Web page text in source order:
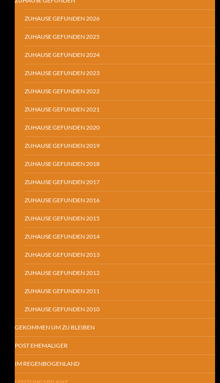
ZUHAUSE GEFUNDEN 2026
ZUHAUSE GEFUNDEN 2025
ZUHAUSE GEFUNDEN 2024
ZUHAUSE GEFUNDEN 2023
ZUHAUSE GEFUNDEN 2022
ZUHAUSE GEFUNDEN 2021
ZUHAUSE GEFUNDEN 2020
ZUHAUSE GEFUNDEN 2019
ZUHAUSE GEFUNDEN 2018
ZUHAUSE GEFUNDEN 2017
ZUHAUSE GEFUNDEN 2016
ZUHAUSE GEFUNDEN 2015
ZUHAUSE GEFUNDEN 2014
ZUHAUSE GEFUNDEN 2013
ZUHAUSE GEFUNDEN 2012
ZUHAUSE GEFUNDEN 2011
ZUHAUSE GEFUNDEN 2010
GEKOMMEN UM ZU BLEIBEN
POST EHEMALIGER
IM REGENBOGENLAND